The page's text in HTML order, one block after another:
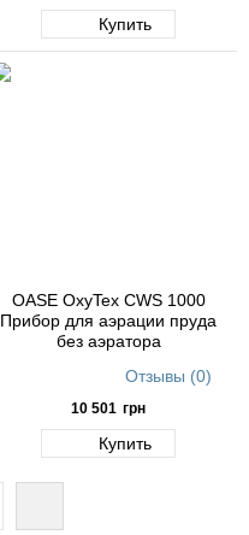
Купить
OASE OxyTex CWS 1000
Прибор для аэрации пруда
без аэратора
Отзывы (0)
10 501 грн
Купить